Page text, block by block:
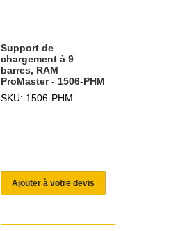
Support de
chargement à 9
barres, RAM
ProMaster - 1506-PHM
SKU: 1506-PHM
Ajouter à votre devis